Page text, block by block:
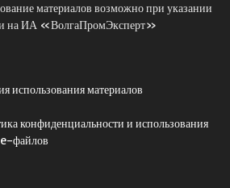
материалов возможно при указании
на ИА «ВолгаПромЭксперт»
использования материалов
конфиденциальности и использования
файлов